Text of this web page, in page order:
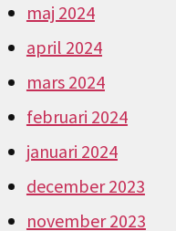
maj 2024
april 2024
mars 2024
februari 2024
januari 2024
december 2023
november 2023